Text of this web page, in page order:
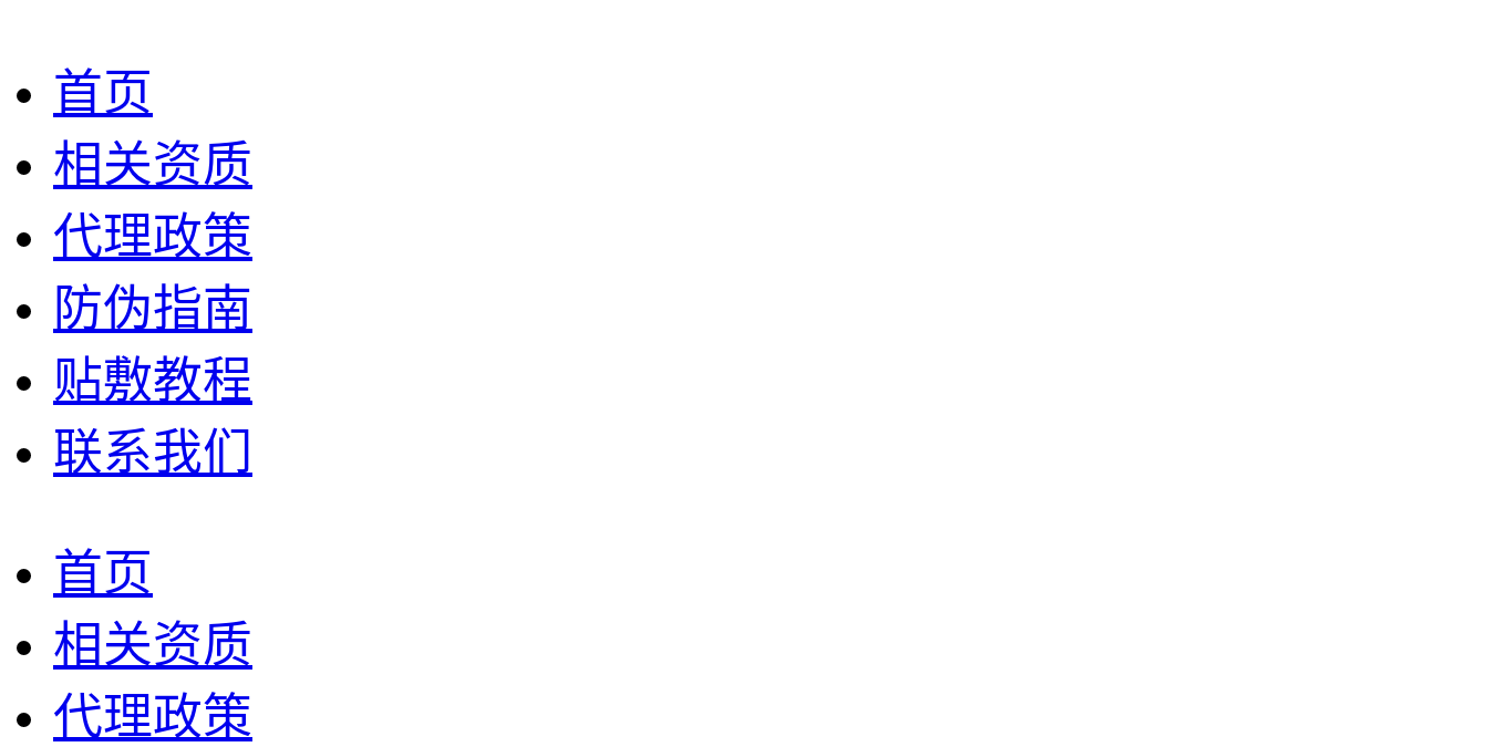
首页
相关资质
代理政策
防伪指南
贴敷教程
联系我们
首页
相关资质
代理政策